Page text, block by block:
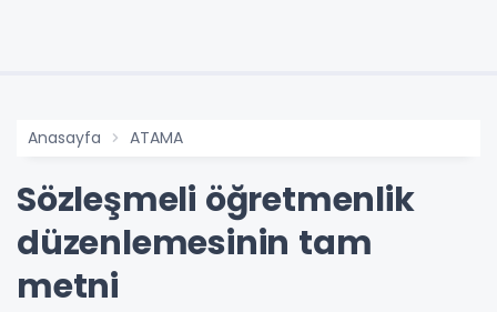
Anasayfa ATAMA
Sözleşmeli öğretmenlik
düzenlemesinin tam
metni